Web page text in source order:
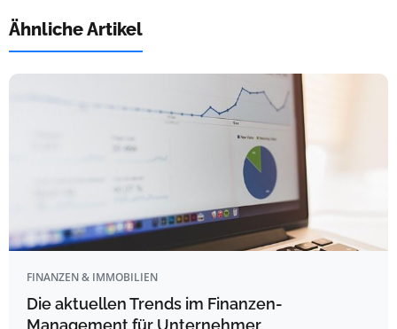
Ähnliche Artikel
FINANZEN & IMMOBILIEN
Die aktuellen Trends im Finanzen-
Management für Unternehmer